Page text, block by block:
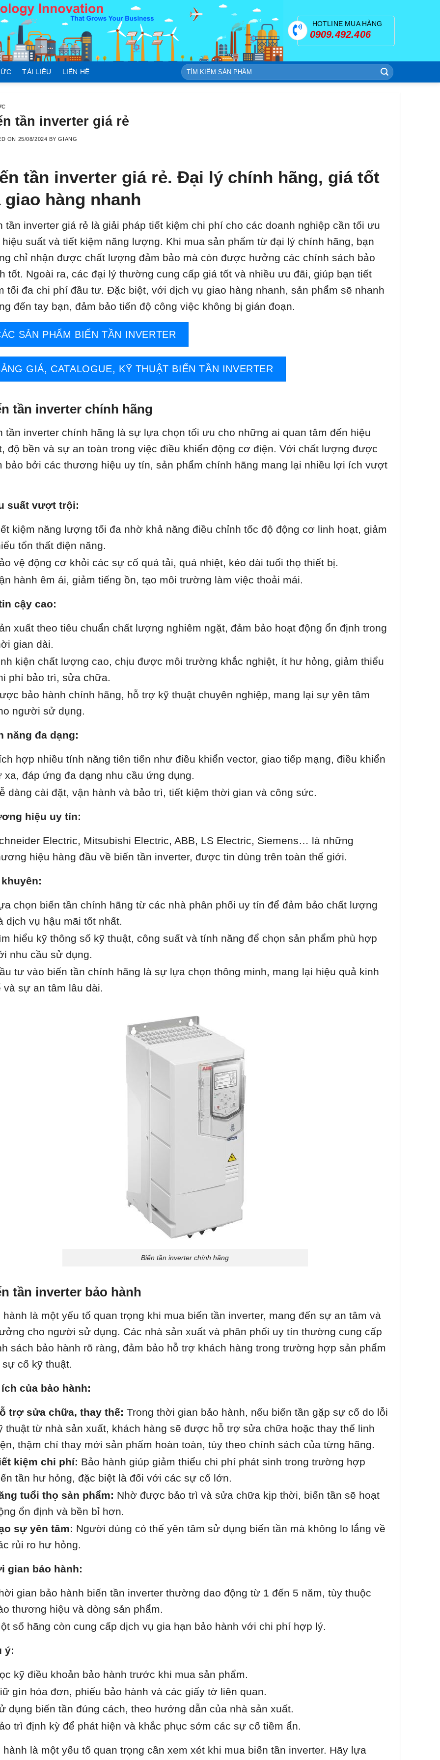
HOTLINE MUA HÀNG
0909.492.406
TÀI LIỆU LIÊN HỆ
Tìm
kiếm:
tần inverter giá rẻ
ON 25/08/2024 BYGIANG
tần inverter giá rẻ. Đại lý chính hãng, giá tốt
giao hàng nhanh
tần inverter giá rẻ là giải pháp tiết kiệm chi phí cho các doanh nghiệp cần tối ưu
hiệu suất và tiết kiệm năng lượng. Khi mua sản phẩm từ đại lý chính hãng, bạn
chỉ nhận được chất lượng đảm bảo mà còn được hưởng các chính sách bảo
tốt. Ngoài ra, các đại lý thường cung cấp giá tốt và nhiều ưu đãi, giúp bạn tiết
tối đa chi phí đầu tư. Đặc biệt, với dịch vụ giao hàng nhanh, sản phẩm sẽ nhanh
đến tay bạn, đảm bảo tiến độ công việc không bị gián đoạn.
SẢN PHẨM BIẾN TẦN INVERTER
GIÁ, CATALOGUE, KỸ THUẬT BIẾN TẦN INVERTER
tần inverter chính hãng
tần inverter chính hãng là sự lựa chọn tối ưu cho những ai quan tâm đến hiệu
độ bền và sự an toàn trong việc điều khiển động cơ điện. Với chất lượng được
bảo bởi các thương hiệu uy tín, sản phẩm chính hãng mang lại nhiều lợi ích vượt
suất vượt trội:
kiệm năng lượng tối đa nhờ khả năng điều chỉnh tốc độ động cơ linh hoạt, giảm
tổn thất điện năng.
vệ động cơ khỏi các sự cố quá tải, quá nhiệt, kéo dài tuổi thọ thiết bị.
hành êm ái, giảm tiếng ồn, tạo môi trường làm việc thoải mái.
cậy cao:
xuất theo tiêu chuẩn chất lượng nghiêm ngặt, đảm bảo hoạt động ổn định trong
gian dài.
kiện chất lượng cao, chịu được môi trường khắc nghiệt, ít hư hỏng, giảm thiểu
phí bảo trì, sửa chữa.
bảo hành chính hãng, hỗ trợ kỹ thuật chuyên nghiệp, mang lại sự yên tâm
người sử dụng.
năng đa dạng:
hợp nhiều tính năng tiên tiến như điều khiển vector, giao tiếp mạng, điều khiển
xa, đáp ứng đa dạng nhu cầu ứng dụng.
dàng cài đặt, vận hành và bảo trì, tiết kiệm thời gian và công sức.
hiệu uy tín:
Electric, Mitsubishi Electric, ABB, LS Electric, Siemens… là những
hiệu hàng đầu về biến tần inverter, được tin dùng trên toàn thế giới.
chọn biến tần chính hãng từ các nhà phân phối uy tín để đảm bảo chất lượng
dịch vụ hậu mãi tốt nhất.
hiểu kỹ thông số kỹ thuật, công suất và tính năng để chọn sản phẩm phù hợp
nhu cầu sử dụng.
tư vào biến tần chính hãng là sự lựa chọn thông minh, mang lại hiệu quả kinh
và sự an tâm lâu dài.
Biến tần inverter chính hãng
tần inverter bảo hành
hành là một yếu tố quan trọng khi mua biến tần inverter, mang đến sự an tâm và
cho người sử dụng. Các nhà sản xuất và phân phối uy tín thường cung cấp
sách bảo hành rõ ràng, đảm bảo hỗ trợ khách hàng trong trường hợp sản phẩm
cố kỹ thuật.
của bảo hành:
trợ sửa chữa, thay thế: Trong thời gian bảo hành, nếu biến tần gặp sự cố do lỗi
thuật từ nhà sản xuất, khách hàng sẽ được hỗ trợ sửa chữa hoặc thay thế linh
thậm chí thay mới sản phẩm hoàn toàn, tùy theo chính sách của từng hãng.
kiệm chi phí: Bảo hành giúp giảm thiểu chi phí phát sinh trong trường hợp
tần hư hỏng, đặc biệt là đối với các sự cố lớn.
tuổi thọ sản phẩm: Nhờ được bảo trì và sửa chữa kịp thời, biến tần sẽ hoạt
ổn định và bền bỉ hơn.
sự yên tâm: Người dùng có thể yên tâm sử dụng biến tần mà không lo lắng về
rủi ro hư hỏng.
gian bảo hành:
gian bảo hành biến tần inverter thường dao động từ 1 đến 5 năm, tùy thuộc
thương hiệu và dòng sản phẩm.
số hãng còn cung cấp dịch vụ gia hạn bảo hành với chi phí hợp lý.
ý:
kỹ điều khoản bảo hành trước khi mua sản phẩm.
gìn hóa đơn, phiếu bảo hành và các giấy tờ liên quan.
dụng biến tần đúng cách, theo hướng dẫn của nhà sản xuất.
trì định kỳ để phát hiện và khắc phục sớm các sự cố tiềm ẩn.
hành là một yếu tố quan trọng cần xem xét khi mua biến tần inverter. Hãy lựa